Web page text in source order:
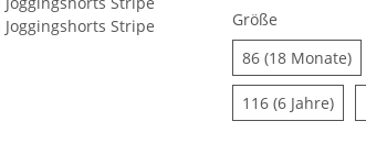
Größe
86 (18 Monate)
116 (6 Jahre)116